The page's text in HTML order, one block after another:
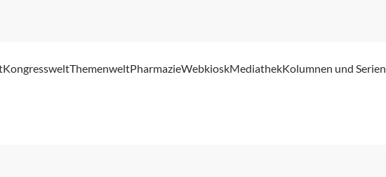
KongressweltThemenweltPharmazieWebkioskMediathekKolumnen und Serien